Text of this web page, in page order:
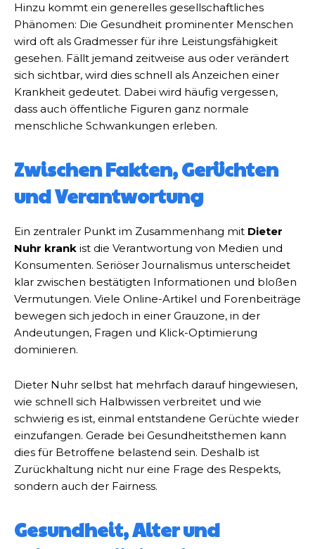
Hinzu kommt ein generelles gesellschaftliches
Phänomen: Die Gesundheit prominenter Menschen
wird oft als Gradmesser für ihre Leistungsfähigkeit
gesehen. Fällt jemand zeitweise aus oder verändert
sich sichtbar, wird dies schnell als Anzeichen einer
Krankheit gedeutet. Dabei wird häufig vergessen,
dass auch öffentliche Figuren ganz normale
menschliche Schwankungen erleben.
Zwischen Fakten, Gerüchten
und Verantwortung
Ein zentraler Punkt im Zusammenhang mit Dieter
Nuhr krank ist die Verantwortung von Medien und
Konsumenten. Seriöser Journalismus unterscheidet
klar zwischen bestätigten Informationen und bloßen
Vermutungen. Viele Online-Artikel und Forenbeiträge
bewegen sich jedoch in einer Grauzone, in der
Andeutungen, Fragen und Klick-Optimierung
dominieren.
Dieter Nuhr selbst hat mehrfach darauf hingewiesen,
wie schnell sich Halbwissen verbreitet und wie
schwierig es ist, einmal entstandene Gerüchte wieder
einzufangen. Gerade bei Gesundheitsthemen kann
dies für Betroffene belastend sein. Deshalb ist
Zurückhaltung nicht nur eine Frage des Respekts,
sondern auch der Fairness.
Gesundheit, Alter und